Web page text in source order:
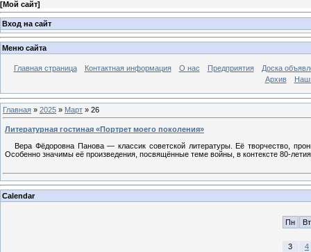
[Мой сайт]
Вход на сайт
Меню сайта
Главная страница Контактная информация О нас Предприятия
Доска
Архив
Главная » 2025 » Март » 26
Литературная гостиная «Портрет моего поколения»
Вера Фёдоровна Панова — классик советской литературы. Её творчество,
Особенно значимы её произведения, посвящённые теме войны, в контексте 80-
Calendar
Пн Вт
3
4